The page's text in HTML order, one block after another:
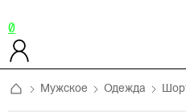
0
Мужское Одежда